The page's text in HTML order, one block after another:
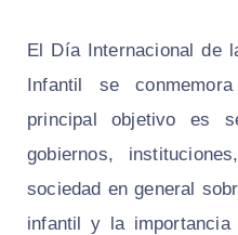
El Día Internacional de
Infantil se
principal objetivo es
gobiernos,
sociedad en general
infantil y la